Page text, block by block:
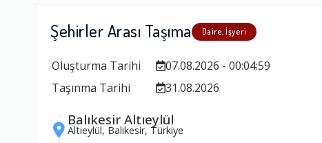
Şehirler Arası Taşıma Daire, İşyeri
Oluşturma Tarihi
07.08.2026 - 00:04:59
Taşınma Tarihi
31.08.2026
Balıkesir Altıeylül
Altıeylül, Balıkesir, Türkiye